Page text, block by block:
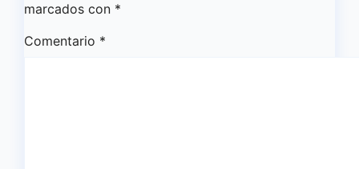
marcados con *
Comentario *